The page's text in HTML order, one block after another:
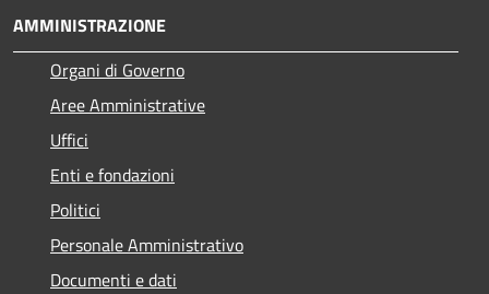
AMMINISTRAZIONE
Organi di Governo
Aree Amministrative
Uffici
Enti e fondazioni
Politici
Personale Amministrativo
Documenti e dati